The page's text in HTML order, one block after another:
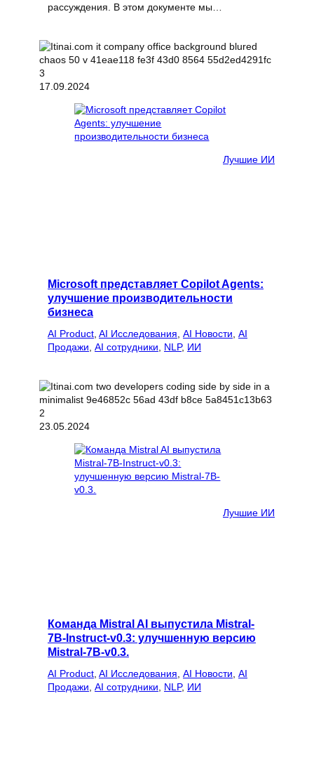
рассуждения. В этом документе мы…
17.09.2024
Лучшие ИИ
Microsoft представляет Copilot Agents:
улучшение производительности
бизнеса
AI Product AI Исследования AI Новости AI
Продажи AI сотрудники NLP, ИИ
23.05.2024
Лучшие ИИ
Команда Mistral AI выпустила Mistral-
7B-Instruct-v0.3: улучшенную версию
Mistral-7B-v0.3.
AI Product AI Исследования AI Новости AI
Продажи AI сотрудники NLP, ИИ